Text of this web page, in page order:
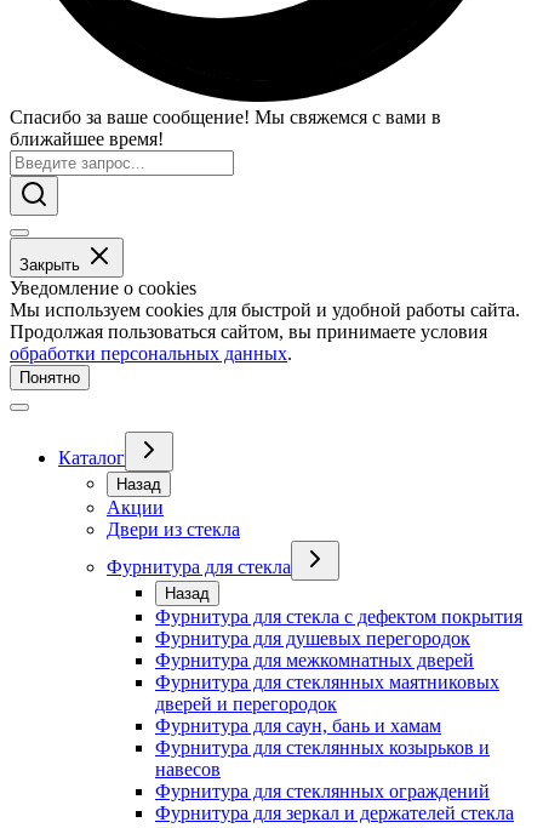
Спасибо за ваше сообщение! Мы свяжемся с вами в
ближайшее время!
Закрыть
Уведомление о cookies
Мы используем cookies для быстрой и удобной работы сайта.
Продолжая пользоваться сайтом, вы принимаете условия
обработки персональных данных.
Понятно
Каталог
Назад
Акции
Двери из стекла
Фурнитура для стекла
Назад
Фурнитура для стекла с дефектом покрытия
Фурнитура для душевых перегородок
Фурнитура для межкомнатных дверей
Фурнитура для стеклянных маятниковых
дверей и перегородок
Фурнитура для саун, бань и хамам
Фурнитура для стеклянных козырьков и
навесов
Фурнитура для стеклянных ограждений
Фурнитура для зеркал и держателей стекла